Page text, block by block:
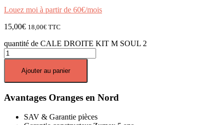
Louez moi à partir de 60€/mois
15,00€ 18,00€ TTC
quantité de CALE DROITE KIT M SOUL 2
Ajouter au panier
Avantages Oranges en Nord
SAV & Garantie pièces